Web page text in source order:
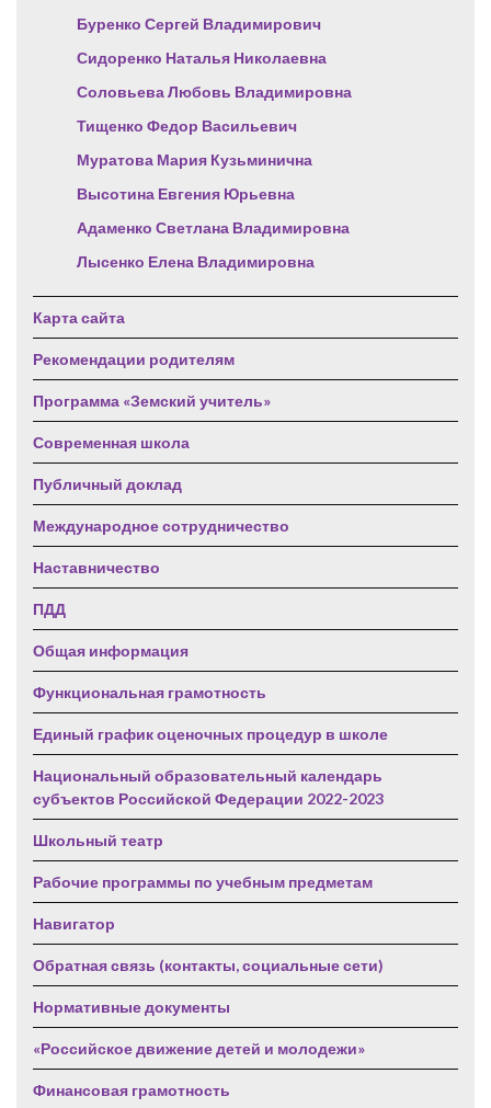
Буренко Сергей Владимирович
Сидоренко Наталья Николаевна
Соловьева Любовь Владимировна
Тищенко Федор Васильевич
Муратова Мария Кузьминична
Высотина Евгения Юрьевна
Адаменко Светлана Владимировна
Лысенко Елена Владимировна
Карта сайта
Рекомендации родителям
Программа «Земский учитель»
Современная школа
Публичный доклад
Международное сотрудничество
Наставничество
ПДД
Общая информация
Функциональная грамотность
Единый график оценочных процедур в школе
Национальный образовательный календарь
субъектов Российской Федерации 2022-2023
Школьный театр
Рабочие программы по учебным предметам
Навигатор
Обратная связь (контакты, социальные сети)
Нормативные документы
«Российское движение детей и молодежи»
Финансовая грамотность